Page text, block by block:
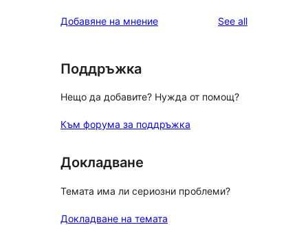
Добавяне на мнение See allreviews
Поддръжка
Нещо да добавите? Нужда от помощ?
Към форума за поддръжка
Докладване
Темата има ли сериозни проблеми?
Докладване на темата